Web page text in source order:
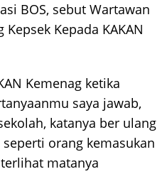
BOS, sebut Wartawan
Kepada KAKAN
Kemenag ketika
saya jawab,
katanya ber ulang
orang kemasukan
matanya